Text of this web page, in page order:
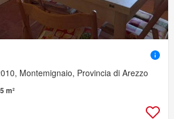
Montemignaio, Provincia di Arezzo
m²